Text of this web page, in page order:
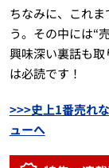
ちなみに、これ
う。その中には“
興味深い裏話も
は必読です！
>>>史上1番売れ
ューへ